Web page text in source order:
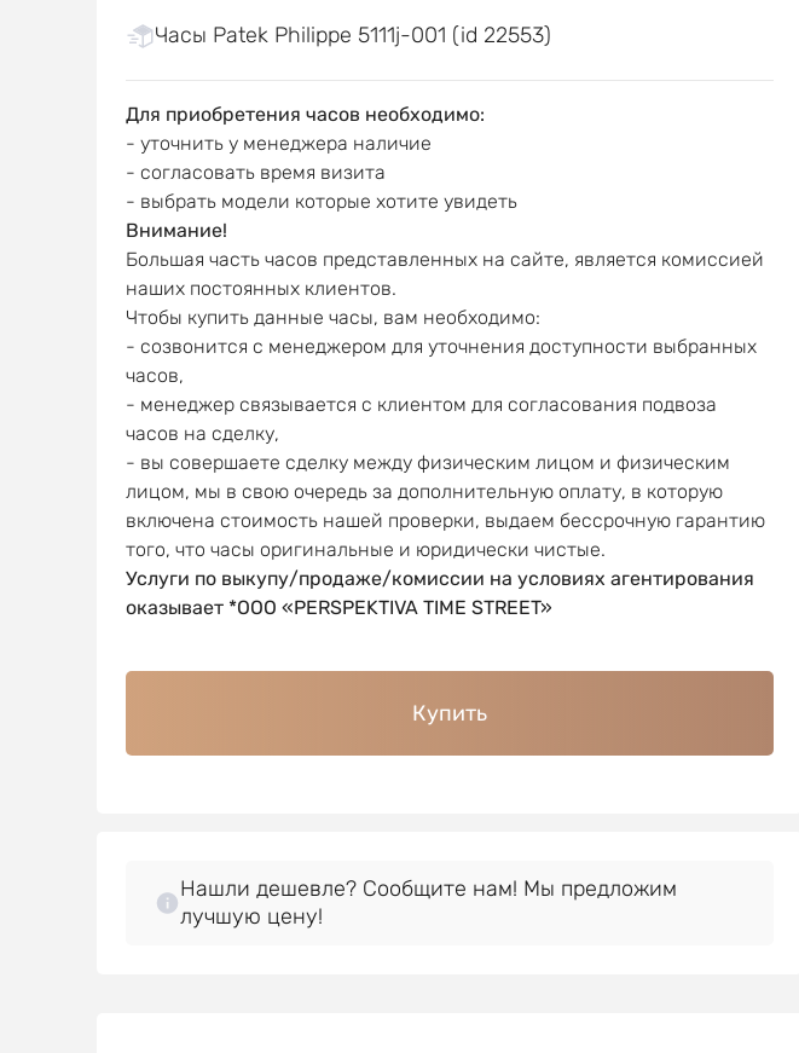
Часы Patek Philippe 5111j-001 (id 22553)
Для приобретения часов необходимо:
- уточнить у менеджера наличие
- согласовать время визита
- выбрать модели которые хотите увидеть
Внимание!
Большая часть часов представленных на сайте, является комиссией
наших постоянных клиентов.
Чтобы купить данные часы, вам необходимо:
- созвонится с менеджером для уточнения доступности выбранных
часов,
- менеджер связывается с клиентом для согласования подвоза
часов на сделку,
- вы совершаете сделку между физическим лицом и физическим
лицом, мы в свою очередь за дополнительную оплату, в которую
включена стоимость нашей проверки, выдаем бессрочную гарантию
того, что часы оригинальные и юридически чистые.
Услуги по выкупу/продаже/комиссии на условиях агентирования
оказывает *OOO «PERSPEKTIVA TIME STREET»
Купить
Нашли дешевле? Сообщите нам! Мы предложим
лучшую цену!